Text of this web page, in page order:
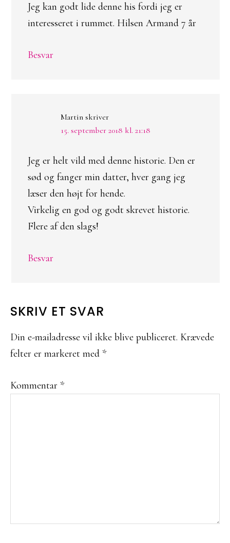
Jeg kan godt lide denne his fordi jeg er
interesseret i rummet. Hilsen Armand 7 år
Besvar
Martin skriver
15. september 2018 kl. 21:18
Jeg er helt vild med denne historie. Den er
sød og fanger min datter, hver gang jeg
læser den højt for hende.
Virkelig en god og godt skrevet historie.
Flere af den slags!
Besvar
SKRIV ET SVAR
Din e-mailadresse vil ikke blive publiceret. Krævede
felter er markeret med *
Kommentar *